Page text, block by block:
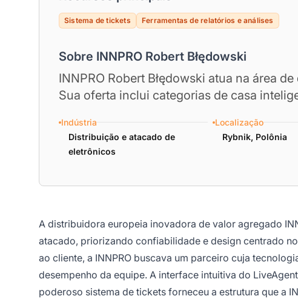
Sistema de tickets Ferramentas de relatórios e análises
Sobre INNPRO Robert Błędowski
INNPRO Robert Błędowski atua na área
Sua oferta inclui categorias de casa
Indústria
Distribuição e atacado de
eletrônicos
Localização
Rybnik, Polônia
A distribuidora europeia inovadora de valor agregado
atacado, priorizando confiabilidade e design centrado
ao cliente, a INNPRO buscava um parceiro cuja
desempenho da equipe. A interface intuitiva do
poderoso sistema de tickets forneceu a estrutura que a